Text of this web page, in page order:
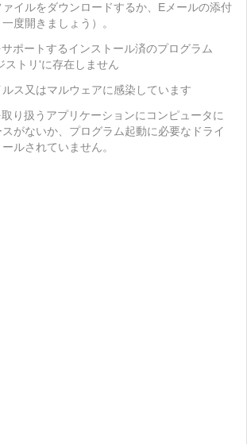
イルをダウンロードするか、Eメールの添付
度開きましょう）。
ポートするインストール済のプログラム
ストリ'に存在しません
ス又はマルウェアに感染しています
り扱うアプリケーションにコンピュータに
がないか、プログラム起動に必要なドライ
ルされていません。